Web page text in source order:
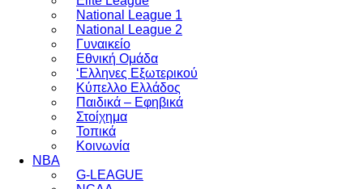
National League 1
National League 2
Γυναικείο
Εθνική Ομάδα
‘Ελληνες Εξωτερικού
Κύπελλο Ελλάδος
Παιδικά – Εφηβικά
Στοίχημα
Τοπικά
Κοινωνία
NBA
G-LEAGUE